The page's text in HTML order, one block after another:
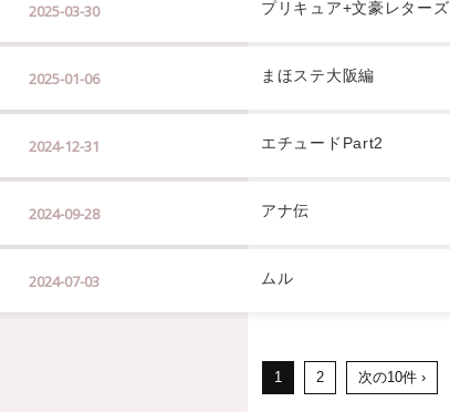
2025-03-30 プリキュア+文豪レターズ
2025-01-06 まほステ大阪編
2024-12-31 エチュードPart2
2024-09-28 アナ伝
2024-07-03 ムル
1 2 次の10件 ›